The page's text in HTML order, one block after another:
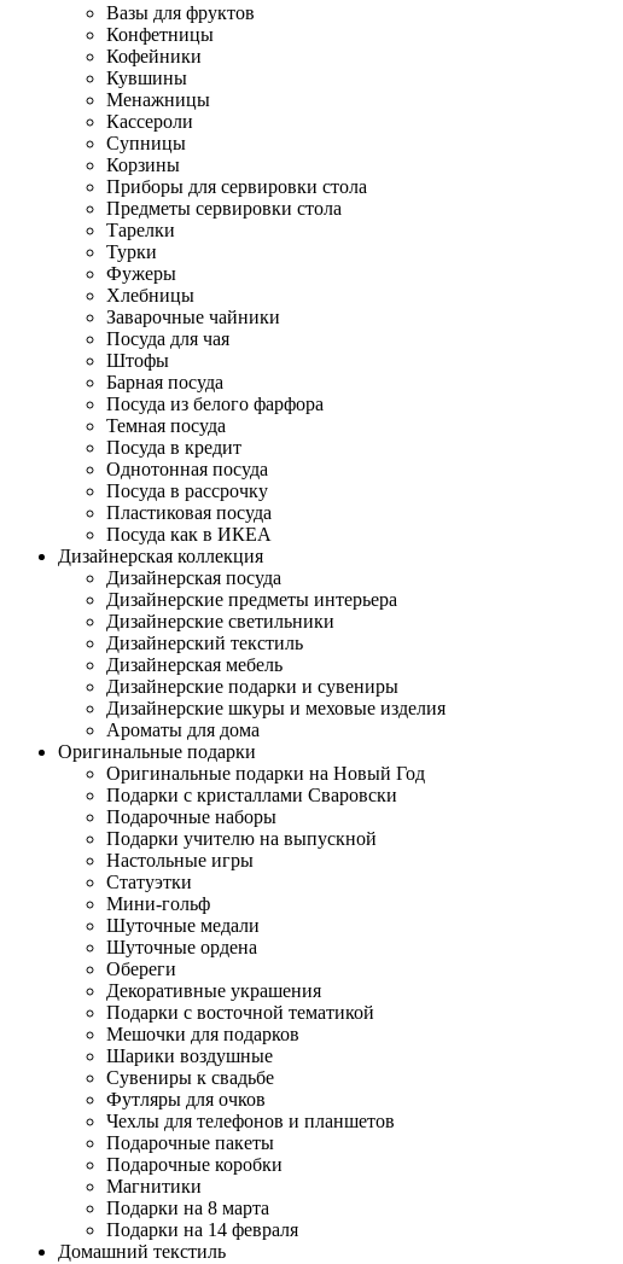
Вазы для фруктов
Конфетницы
Кофейники
Кувшины
Менажницы
Кассероли
Супницы
Корзины
Приборы для сервировки стола
Предметы сервировки стола
Тарелки
Турки
Фужеры
Хлебницы
Заварочные чайники
Посуда для чая
Штофы
Барная посуда
Посуда из белого фарфора
Темная посуда
Посуда в кредит
Однотонная посуда
Посуда в рассрочку
Пластиковая посуда
Посуда как в ИКЕА
Дизайнерская коллекция
Дизайнерская посуда
Дизайнерские предметы интерьера
Дизайнерские светильники
Дизайнерский текстиль
Дизайнерская мебель
Дизайнерские подарки и сувениры
Дизайнерские шкуры и меховые изделия
Ароматы для дома
Оригинальные подарки
Оригинальные подарки на Новый Год
Подарки с кристаллами Сваровски
Подарочные наборы
Подарки учителю на выпускной
Настольные игры
Статуэтки
Мини-гольф
Шуточные медали
Шуточные ордена
Обереги
Декоративные украшения
Подарки с восточной тематикой
Мешочки для подарков
Шарики воздушные
Сувениры к свадьбе
Футляры для очков
Чехлы для телефонов и планшетов
Подарочные пакеты
Подарочные коробки
Магнитики
Подарки на 8 марта
Подарки на 14 февраля
Домашний текстиль